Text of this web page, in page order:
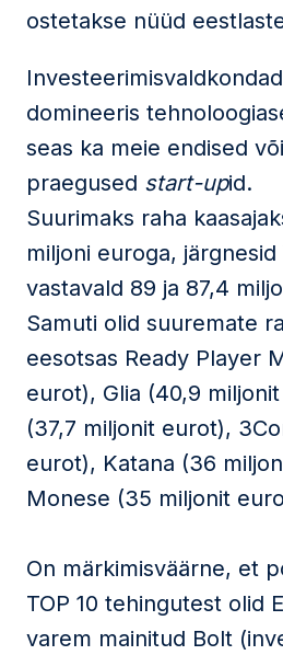
ostetakse nüüd
domineeris
seas ka meie endised või
praegused start-upid.
Suurimaks raha
miljoni euroga,
vastavald 89 ja 87,4
Samuti olid suuremate
eesotsas Ready Player
eurot), Glia (40,9
(37,7 miljonit eurot),
eurot), Katana (36
Monese (35 miljonit
On märkimisväärne, et
TOP 10 tehingutest olid
varem mainitud Bolt